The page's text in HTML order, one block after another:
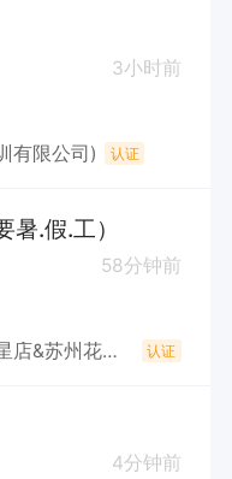
3小时前
有限公司) 认证
.假.工）
58分钟前
永辉家生活超市【创本城市之星店&苏州花园店】（永城市永上零售便利店（个体工商户）） 认证
4分钟前